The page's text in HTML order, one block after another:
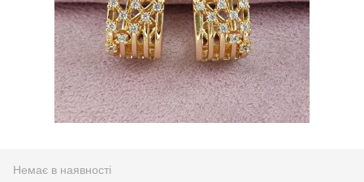
Немає в наявності